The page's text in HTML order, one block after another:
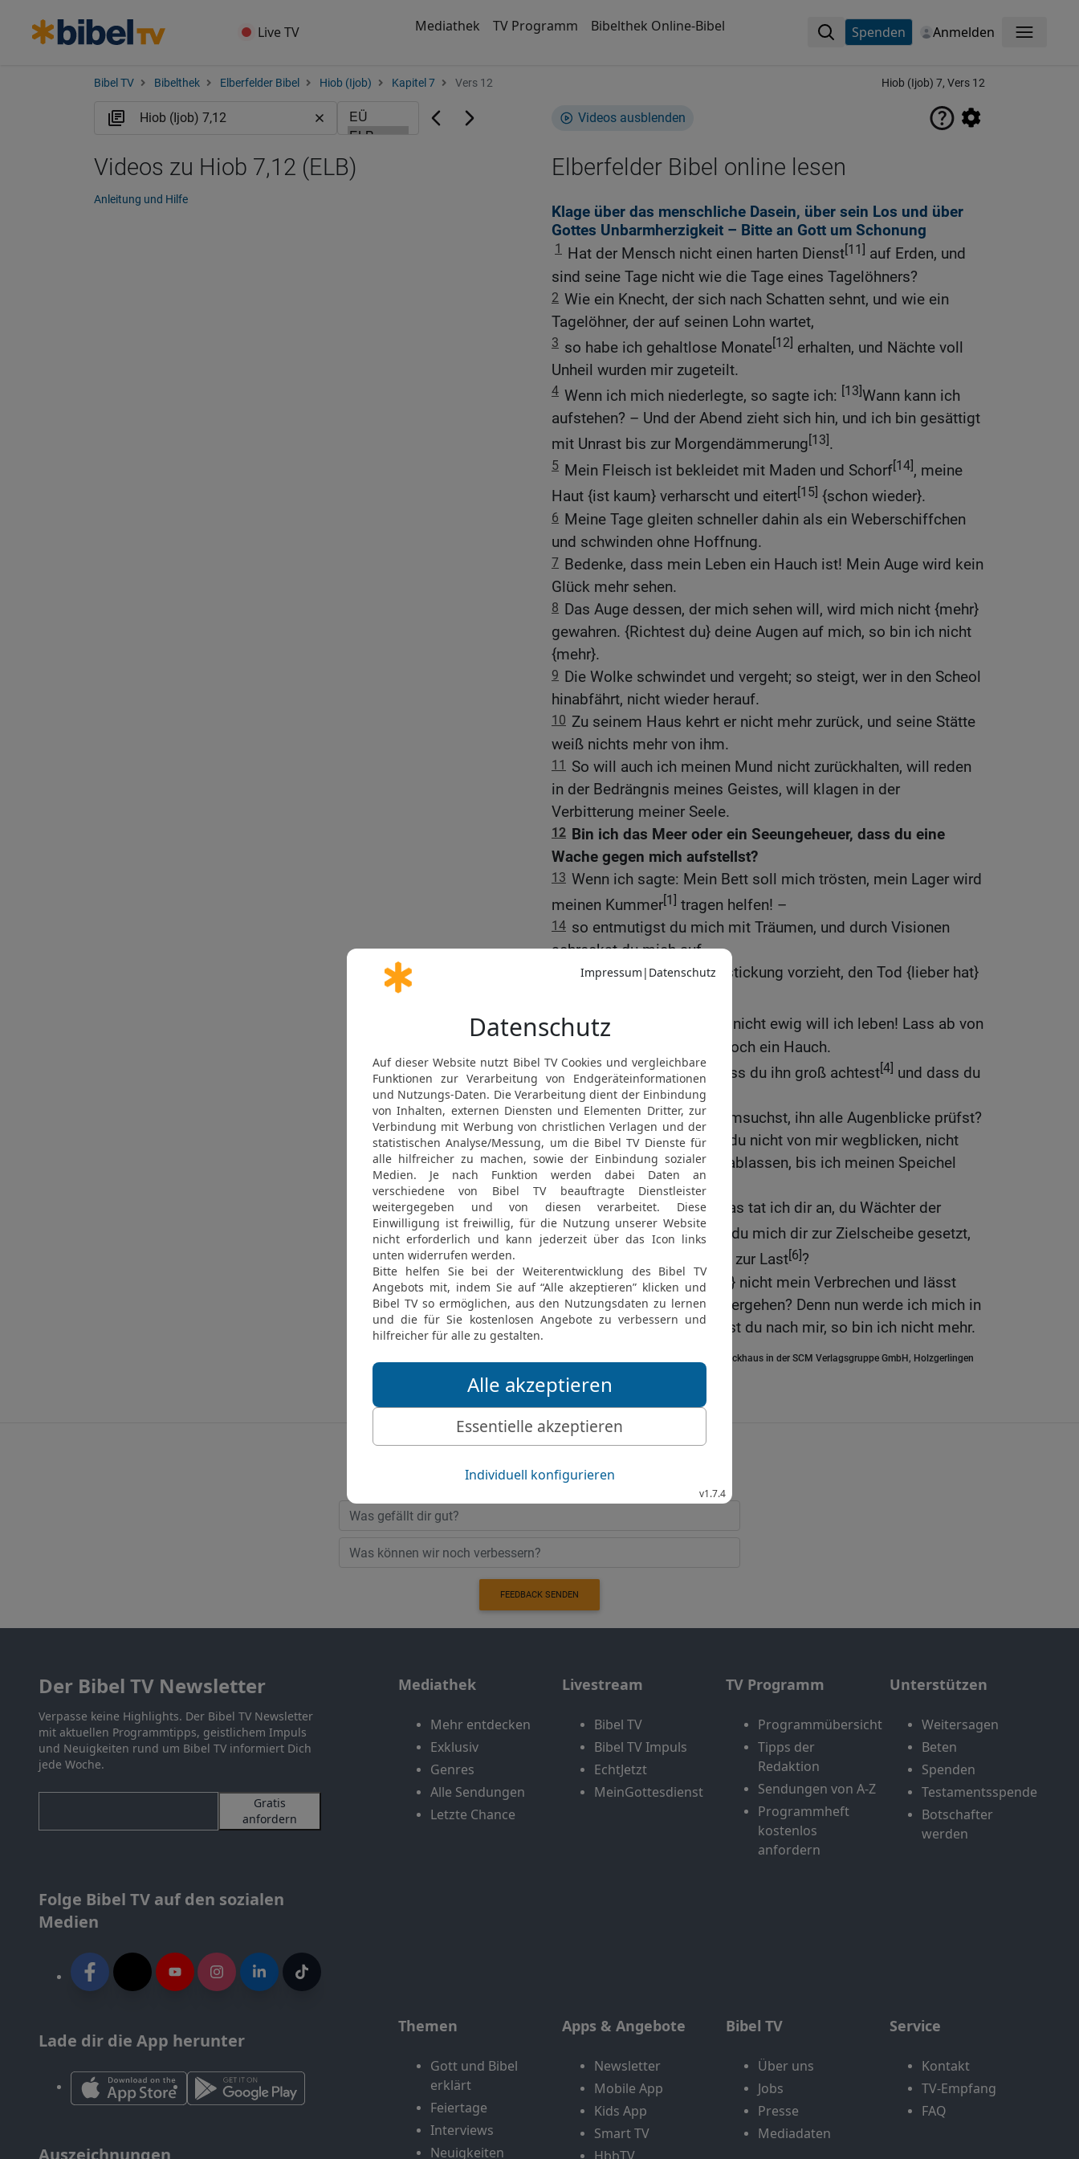
Live TV Mediathek TV Programm Bibelthek Online-Bibel Spenden Anmelden Menü
Bibel TV Bibelthek Elberfelder Bibel Hiob (Ijob) Kapitel 7 Vers 12 Hiob (Ijob) 7, Vers 12
Videos ausblenden
Elberfelder Bibel online lesen
Klage über das menschliche Dasein, über sein Los und über
Gottes Unbarmherzigkeit – Bitte an Gott um Schonung
1 Hat der Mensch nicht einen harten Dienst[11] auf Erden, und
sind seine Tage nicht wie die Tage eines Tagelöhners?
2 Wie ein Knecht, der sich nach Schatten sehnt, und wie ein
Tagelöhner, der auf seinen Lohn wartet,
3 so habe ich gehaltlose Monate[12] erhalten, und Nächte voll
Unheil wurden mir zugeteilt.
4 Wenn ich mich niederlegte, so sagte ich: [13]Wann kann ich
aufstehen? – Und der Abend zieht sich hin, und ich bin gesättigt
mit Unrast bis zur Morgendämmerung[13].
5 Mein Fleisch ist bekleidet mit Maden und Schorf[14], meine
Haut {ist kaum} verharscht und eitert[15] {schon wieder}.
6 Meine Tage gleiten schneller dahin als ein Weberschiffchen
und schwinden ohne Hoffnung.
7 Bedenke, dass mein Leben ein Hauch ist! Mein Auge wird kein
Glück mehr sehen.
8 Das Auge dessen, der mich sehen will, wird mich nicht {mehr}
gewahren. {Richtest du} deine Augen auf mich, so bin ich nicht
{mehr}.
9 Die Wolke schwindet und vergeht; so steigt, wer in den Scheol
hinabfährt, nicht wieder herauf.
10 Zu seinem Haus kehrt er nicht mehr zurück, und seine Stätte
weiß nichts mehr von ihm.
11 So will auch ich meinen Mund nicht zurückhalten, will reden
in der Bedrängnis meines Geistes, will klagen in der
Verbitterung meiner Seele.
12 Bin ich das Meer oder ein Seeungeheuer, dass du eine
Wache gegen mich aufstellst?
13 Wenn ich sagte: Mein Bett soll mich trösten, mein Lager wird
meinen Kummer[1] tragen helfen! –
14 so entmutigst du mich mit Träumen, und durch Visionen
schreckst du mich auf,
sodass meine Seele Erstickung vorzieht, den Tod {lieber hat}
16 Ich mag nicht mehr
– nicht ewig will ich leben! Lass ab von
mir! Meine Tage sind nur noch ein Hauch.
17 Was ist der Mensch, dass du ihn groß achtest[4] und dass du
dein Herz auf ihn richtest
18 und ihn alle Morgen heimsuchst, ihn alle Augenblicke prüfst?
19 Wie lange {noch} willst du nicht von mir wegblicken, nicht
{einmal so lange} von mir ablassen, bis ich meinen Speichel
heruntergeschluckt habe?
20 Habe ich gesündigt? Was tat ich dir an, du Wächter der
Menschen[5]? Warum hast du mich dir zur Zielscheibe gesetzt,
und {warum} werde ich mir zur Last[6]?
21 Warum vergibst du {mir} nicht mein Verbrechen und lässt
meine Schuld {nicht} vorübergehen? Denn nun werde ich mich in
den Staub legen, und suchst du nach mir, so bin ich nicht mehr.
Elberfelder Bibel 2006, © 2006 SCM R.Brockhaus in der SCM Verlagsgruppe GmbH, Holzgerlingen
Videos zu Hiob 7,12 (ELB)
Anleitung und Hilfe
Bewertung der Bibelthek
FEEDBACK SENDEN
Der Bibel TV Newsletter
Verpasse keine Highlights. Der Bibel TV Newsletter
mit aktuellen Programmtipps, geistlichem Impuls
und Neuigkeiten rund um Bibel TV informiert Dich
jede Woche.
Gratis
anfordern
Folge Bibel TV auf den sozialen
Medien
Lade dir die App herunter
Auszeichnungen
Mediathek
Mehr entdecken
Exklusiv
Genres
Alle Sendungen
Letzte Chance
Livestream
Bibel TV
Bibel TV Impuls
EchtJetzt
MeinGottesdienst
TV Programm
Programmübersicht
Tipps der
Redaktion
Sendungen von A-Z
Programmheft
kostenlos
anfordern
Unterstützen
Weitersagen
Beten
Spenden
Testamentsspende
Botschafter
werden
Themen
Gott und Bibel
erklärt
Feiertage
Interviews
Neuigkeiten
Apps & Angebote
Newsletter
Mobile App
Kids App
Smart TV
Bibel TV
Über uns
Jobs
Presse
Mediadaten
Service
Kontakt
TV-Empfang
FAQ